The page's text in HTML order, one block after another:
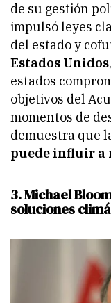
de su gestión
impulsó leyes
del estado y
Estados Unidos
estados
objetivos del
momentos de
demuestra que
puede influir a
3. Michael
soluciones